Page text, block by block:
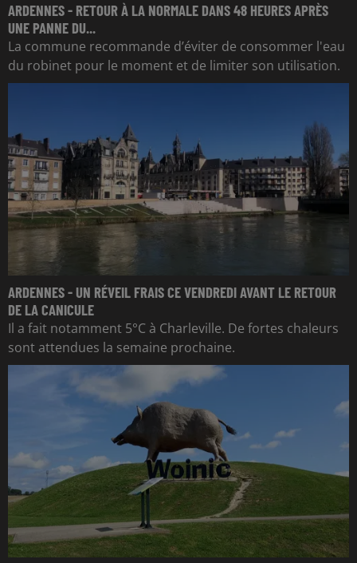
ARDENNES - RETOUR À LA NORMALE DANS 48 HEURES APRÈS
UNE PANNE DU...
La commune recommande d’éviter de consommer l'eau
du robinet pour le moment et de limiter son utilisation.
ARDENNES - UN RÉVEIL FRAIS CE VENDREDI AVANT LE RETOUR
DE LA CANICULE
Il a fait notamment 5°C à Charleville. De fortes chaleurs
sont attendues la semaine prochaine.